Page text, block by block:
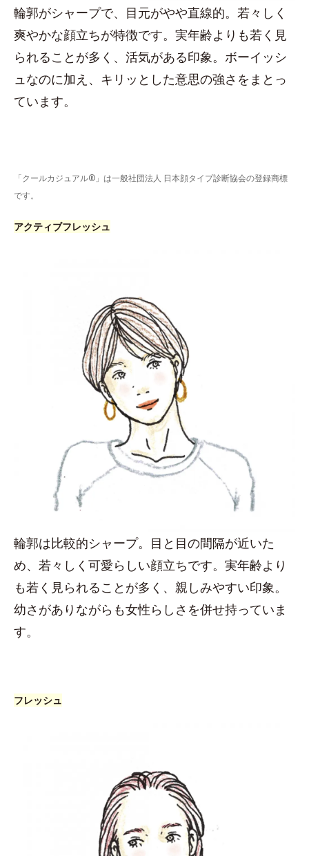
輪郭がシャープで、目元がやや直線的。若々しく
爽やかな顔立ちが特徴です。実年齢よりも若く見
られることが多く、活気がある印象。ボーイッシ
ュなのに加え、キリッとした意思の強さをまとっ
ています。
「クールカジュアル®」は一般社団法人 日本顔タイプ診断協会の登録商標
です。
アクティブフレッシュ
輪郭は比較的シャープ。目と目の間隔が近いた
め、若々しく可愛らしい顔立ちです。実年齢より
も若く見られることが多く、親しみやすい印象。
幼さがありながらも女性らしさを併せ持っていま
す。
フレッシュ